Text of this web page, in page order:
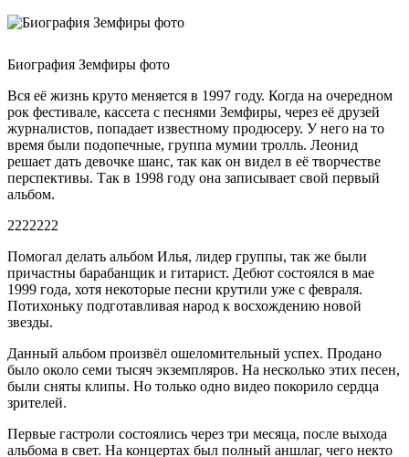
Биография Земфиры фото
Вся её жизнь круто меняется в 1997 году. Когда на очередном
рок фестивале, кассета с песнями Земфиры, через её друзей
журналистов, попадает известному продюсеру. У него на то
время были подопечные, группа мумии тролль. Леонид
решает дать девочке шанс, так как он видел в её творчестве
перспективы. Так в 1998 году она записывает свой первый
альбом.
2222222
Помогал делать альбом Илья, лидер группы, так же были
причастны барабанщик и гитарист. Дебют состоялся в мае
1999 года, хотя некоторые песни крутили уже с февраля.
Потихоньку подготавливая народ к восхождению новой
звезды.
Данный альбом произвёл ошеломительный успех. Продано
было около семи тысяч экземпляров. На несколько этих песен,
были сняты клипы. Но только одно видео покорило сердца
зрителей.
Первые гастроли состоялись через три месяца, после выхода
альбома в свет. На концертах был полный аншлаг, чего некто